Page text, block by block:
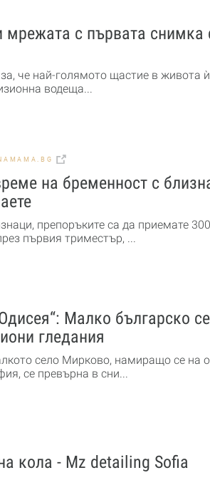
мрежата с първата снимка
че най-голямото щастие в живота
водеща...
на бременност с
препоръките са да приемате
първия триместър, ...
Малко българско
гледания
село Мирково, намиращо се на
се превърна в сни...
кола - Mz detailing Sofia